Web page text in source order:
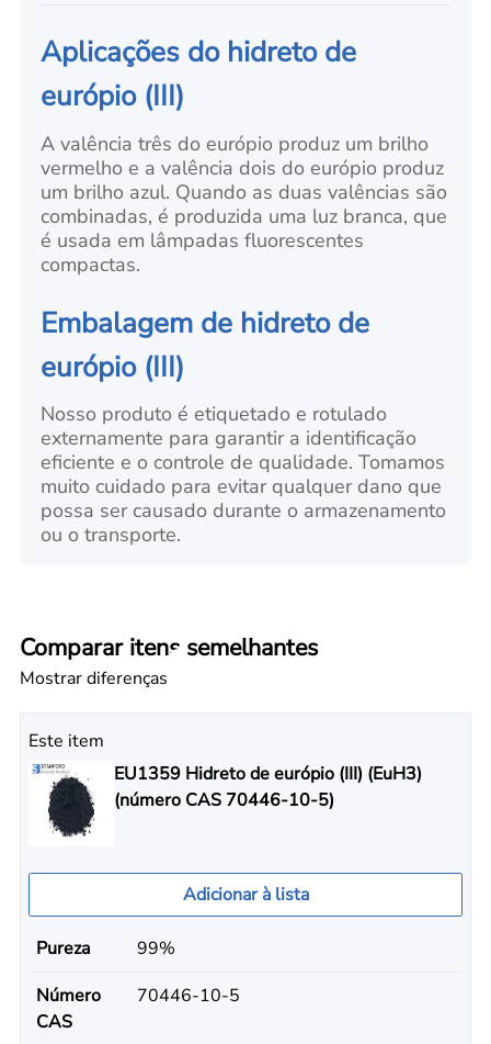
Aplicações do hidreto de
európio (III)
A valência três do európio produz um brilho
vermelho e a valência dois do európio produz
um brilho azul. Quando as duas valências são
combinadas, é produzida uma luz branca, que
é usada em lâmpadas fluorescentes
compactas.
Embalagem de hidreto de
európio (III)
Nosso produto é etiquetado e rotulado
externamente para garantir a identificação
eficiente e o controle de qualidade. Tomamos
muito cuidado para evitar qualquer dano que
possa ser causado durante o armazenamento
ou o transporte.
Comparar itens semelhantes
Mostrar diferenças
Este item
EU1359 Hidreto de európio (III) (EuH3)
(número CAS 70446-10-5)
Adicionar à lista
Pureza
99%
Número
CAS
70446-10-5